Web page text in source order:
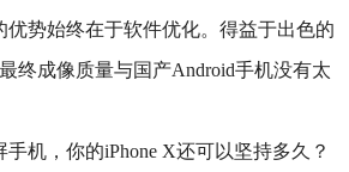
优势始终在于软件优化。得益于出色的
终成像质量与国产Android手机没有太